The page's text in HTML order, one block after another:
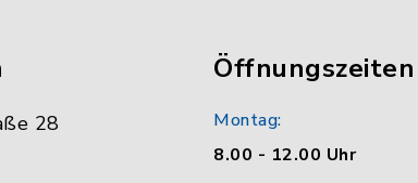
28
Öffnungszeiten
Montag:
8.00 - 12.00 Uhr